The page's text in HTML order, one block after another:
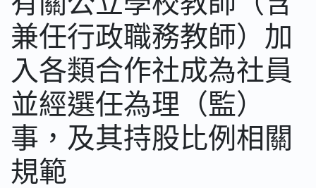
兼任行政職務教師）加
入各類合作社成為社員
並經選任為理（監）
事，及其持股比例相關
規範